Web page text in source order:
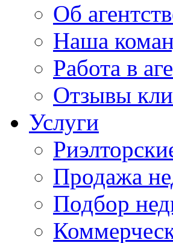
Об
Наша
Работа в
Отзывы
Услуги
Продажа
Подбор